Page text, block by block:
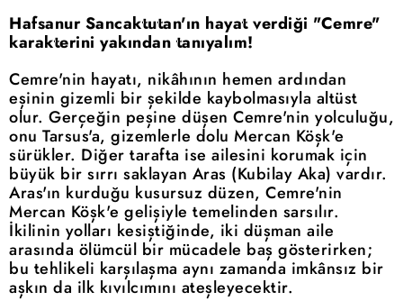
Hafsanur Sancaktutan'ın hayat verdiği "Cemre"
karakterini yakından tanıyalım!
Cemre'nin hayatı, nikâhının hemen ardından
eşinin gizemli bir şekilde kaybolmasıyla altüst
olur. Gerçeğin peşine düşen Cemre'nin yolculuğu,
onu Tarsus'a, gizemlerle dolu Mercan Köşk'e
sürükler. Diğer tarafta ise ailesini korumak için
büyük bir sırrı saklayan Aras (Kubilay Aka) vardır.
Aras'ın kurduğu kusursuz düzen, Cemre'nin
Mercan Köşk'e gelişiyle temelinden sarsılır.
İkilinin yolları kesiştiğinde, iki düşman aile
arasında ölümcül bir mücadele baş gösterirken;
bu tehlikeli karşılaşma aynı zamanda imkânsız bir
aşkın da ilk kıvılcımını ateşleyecektir.